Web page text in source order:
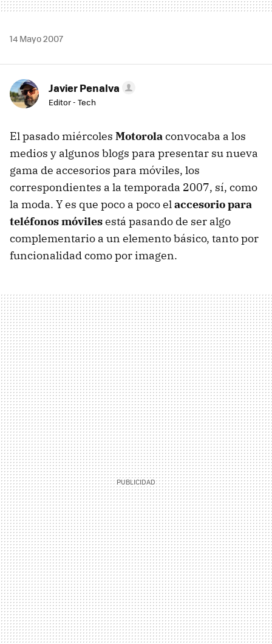
14 Mayo 2007
Javier Penalva
Editor - Tech
El pasado miércoles Motorolaconvocaba a los
medios y algunos blogs para presentar su nueva
gama de accesorios para móviles, los
correspondientes a la temporada 2007, sí, como
la moda. Y es que poco a poco elaccesorio para
teléfonos móvilesestá pasando de ser algo
complementario a un elemento básico, tanto por
funcionalidad como por imagen.